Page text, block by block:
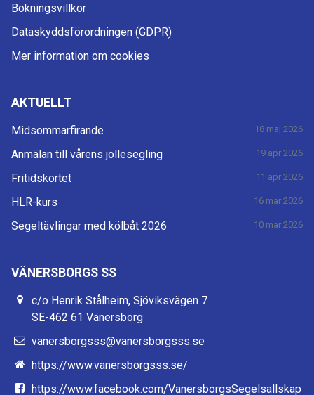
Bokningsvillkor
Dataskyddsförordningen (GDPR)
Mer information om cookies
AKTUELLT
Midsommarfirande 18 maj 2026
Anmälan till vårens jollesegling 19 apr 2026
Fritidskortet 11 apr 2026
HLR-kurs 16 mar 2026
Segeltävlingar med kölbåt 2026 10 mar 2026
VÄNERSBORGS SS
c/o Henrik Stålheim, Sjöviksvägen 7
SE-462 61 Vänersborg
vanersborgsss@vanersborgsss.se
https://www.vanersborgsss.se/
https://www.facebook.com/VanersborgsSegelsallskap